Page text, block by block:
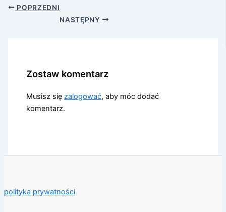
POPRZEDNI
NASTĘPNY
Zostaw komentarz
Musisz sięzalogować, aby móc dodać
komentarz.
polityka prywatności